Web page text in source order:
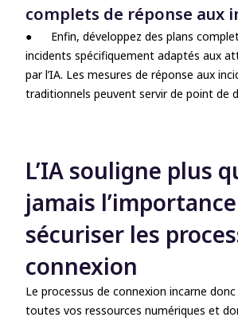
complets de réponse aux
● Enfin, développez des plans
incidents spécifiquement adaptés aux
par l’IA. Les mesures de réponse aux
traditionnels peuvent servir de point de
L’IA souligne plus
jamais
sécuriser les
connexion
Le processus de connexion incarne donc
toutes vos ressources numériques et